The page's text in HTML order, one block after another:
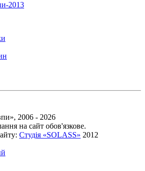
2013
2006 - 2026
на сайт обов'язкове.
Студія «SOLASS» 2012